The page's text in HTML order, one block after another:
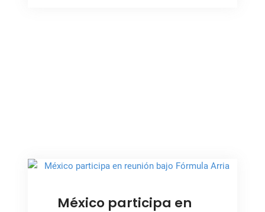
México participa en